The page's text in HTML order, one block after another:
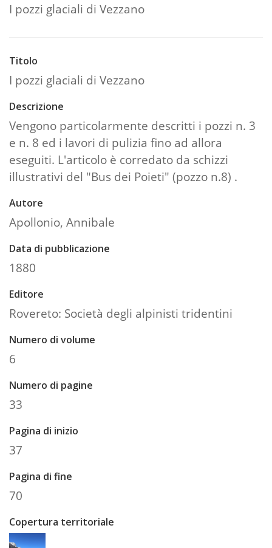
I pozzi glaciali di Vezzano
Titolo
I pozzi glaciali di Vezzano
Descrizione
Vengono particolarmente descritti i pozzi n. 3
e n. 8 ed i lavori di pulizia fino ad allora
eseguiti. L'articolo è corredato da schizzi
illustrativi del "Bus dei Poieti" (pozzo n.8) .
Autore
Apollonio, Annibale
Data di pubblicazione
1880
Editore
Rovereto: Società degli alpinisti tridentini
Numero di volume
6
Numero di pagine
33
Pagina di inizio
37
Pagina di fine
70
Copertura territoriale